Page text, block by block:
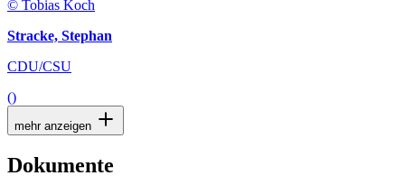
© Tobias Koch
Stracke, Stephan
CDU/CSU
()
mehr anzeigen
Dokumente